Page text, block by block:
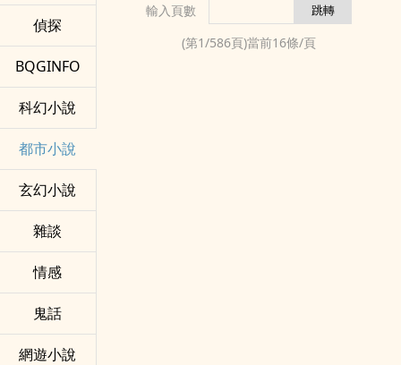
偵探
BQGINFO
科幻小說
都市小說
玄幻小說
雜談
情感
鬼話
網遊小說
算了，咱們還是一起去搬磚吧，等賺了錢，再包個
輸入頁數
(第1/586頁)當前16條/頁